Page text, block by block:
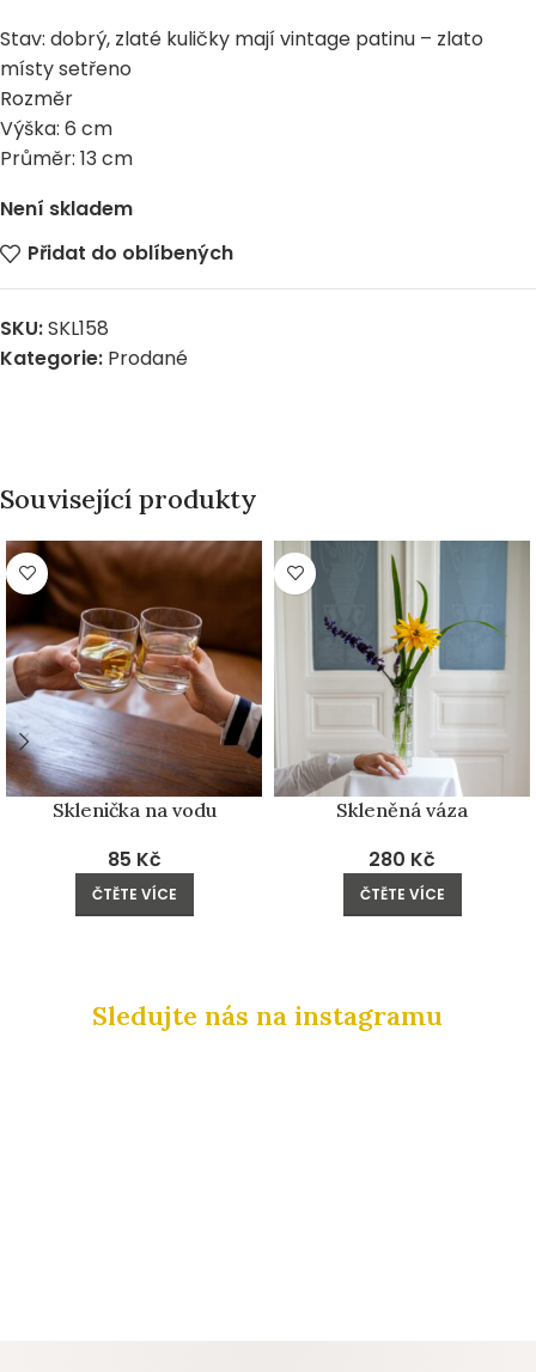
Stav: dobrý, zlaté kuličky mají vintage patinu – zlato
místy setřeno
Rozměr
Výška: 6 cm
Průměr: 13 cm
Není skladem
Přidat do oblíbených
SKU:SKL158
Kategorie: Prodané
Související produkty
PRODÁNO
Sklenička na vodu
85 Kč
ČTĚTE VÍCE
PRODÁNO
Skleněná váza
280 Kč
ČTĚTE VÍCE
Sledujte nás na instagramu